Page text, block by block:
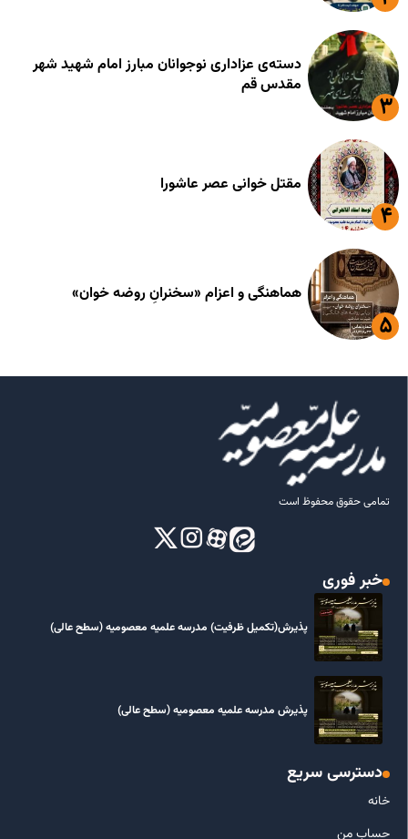
دسته‌ی عزاداری نوجوانان مبارز امام شهید شهر
مقدس قم
مقتل خوانی عصر عاشورا
هماهنگی و اعزام «سخنرانِ روضه خوان»
تمامی حقوق محفوظ است
خبر فوری
پذیرش(تکمیل ظرفیت) مدرسه علمیه معصومیه‌ (سطح عالی)
پذیرش مدرسه علمیه معصومیه‌ (سطح عالی)
دسترسی سریع
خانه
حساب من